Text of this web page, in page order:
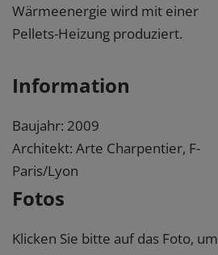
Wärmeenergie wird mit einer
Pellets-Heizung produziert.
Information
Baujahr: 2009
Architekt: Arte Charpentier, F-
Paris/Lyon
Fotos
Klicken Sie bitte auf das Foto, um